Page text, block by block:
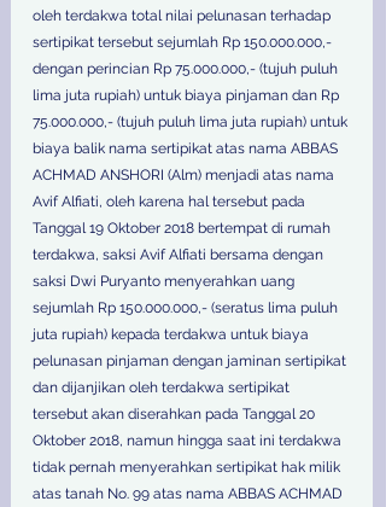
oleh terdakwa total nilai pelunasan terhadap
sertipikat tersebut sejumlah Rp 150.000.000,-
dengan perincian Rp 75.000.000,- (tujuh puluh
lima juta rupiah) untuk biaya pinjaman dan Rp
75.000.000,- (tujuh puluh lima juta rupiah) untuk
biaya balik nama sertipikat atas nama ABBAS
ACHMAD ANSHORI (Alm) menjadi atas nama
Avif Alfiati, oleh karena hal tersebut pada
Tanggal 19 Oktober 2018 bertempat di rumah
terdakwa, saksi Avif Alfiati bersama dengan
saksi Dwi Puryanto menyerahkan uang
sejumlah Rp 150.000.000,- (seratus lima puluh
juta rupiah) kepada terdakwa untuk biaya
pelunasan pinjaman dengan jaminan sertipikat
dan dijanjikan oleh terdakwa sertipikat
tersebut akan diserahkan pada Tanggal 20
Oktober 2018, namun hingga saat ini terdakwa
tidak pernah menyerahkan sertipikat hak milik
atas tanah No. 99 atas nama ABBAS ACHMAD